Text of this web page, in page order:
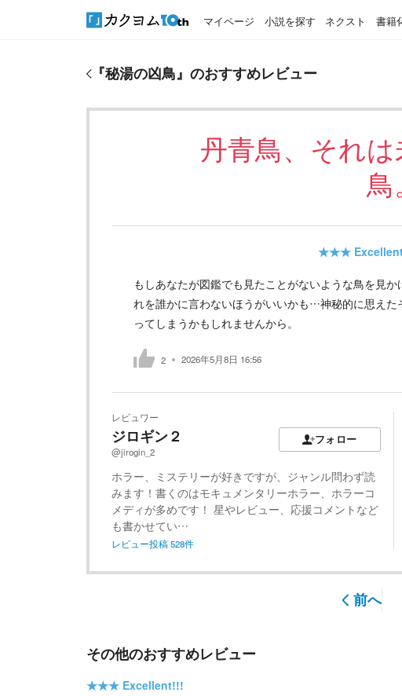
マイページ 小説を探す ネクスト 書籍
『秘湯の凶鳥』のおすすめレビュー
丹青鳥、それ
鳥
★★★
もしあなたが図鑑でも見たことがないような鳥を見
れを誰かに言わないほうがいいかも…神秘的に思え
ってしまうかもしれませんから。
2 2026年5月8日 16:56
レビュワー
ジロギン２
@jirogin_2
フォロー
ホラー、ミステリーが好きですが、ジャンル問わず読
みます！書くのはモキュメンタリーホラー、ホラーコ
メディが多めです！ 星やレビュー、応援コメントなど
も書かせてい…
レビュー投稿528件
前へ
その他のおすすめレビュー
★★★ Excellent!!!